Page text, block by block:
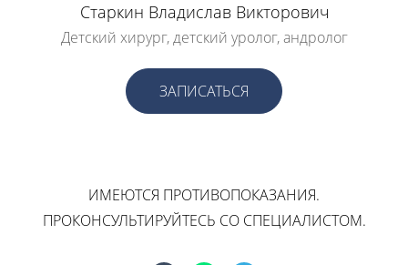
Старкин Владислав Викторович
Детский хирург, детский уролог, андролог
ЗАПИСАТЬСЯ
ИМЕЮТСЯ ПРОТИВОПОКАЗАНИЯ.
ПРОКОНСУЛЬТИРУЙТЕСЬ СО СПЕЦИАЛИСТОМ.